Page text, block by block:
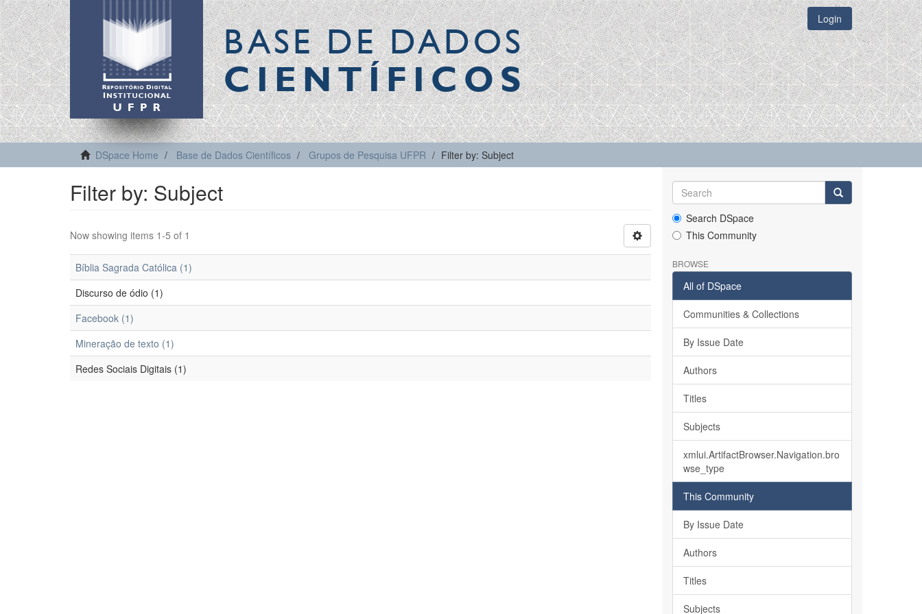
BASE DE DADOS
CIENTÍFICOS
Login
DSpace Home Base de Dados Científicos Grupos de Pesquisa UFPR Filter by: Subject
Filter by: Subject
Now showing items 1-5 of 1
Bíblia Sagrada Católica (1)
Discurso de ódio (1)
Facebook (1)
Mineração de texto (1)
Redes Sociais Digitais (1)
Search DSpace
This Community
BROWSE
All of DSpace
Communities & Collections
By Issue Date
Authors
Titles
Subjects
xmlui.ArtifactBrowser.Navigation.bro
wse_type
This Community
By Issue Date
Authors
Titles
Subjects